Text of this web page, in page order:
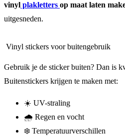
vinyl plakletters op maat laten
uitgesneden.
Vinyl stickers voor buitengebruik
Gebruik je de sticker buiten? Dan is
Buitenstickers krijgen te maken met:
☀️ UV-straling
🌧 Regen en vocht
❄️ Temperatuurverschillen